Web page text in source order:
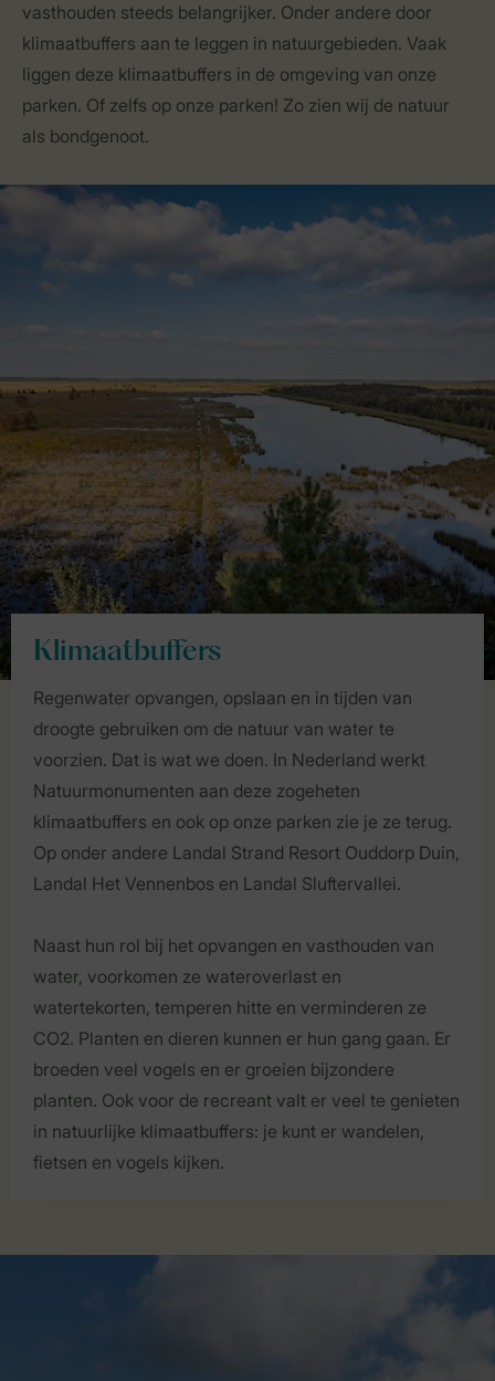
vasthouden steeds belangrijker. Onder andere door
klimaatbuffers aan te leggen in natuurgebieden. Vaak
liggen deze klimaatbuffers in de omgeving van onze
parken. Of zelfs op onze parken! Zo zien wij de natuur
als bondgenoot.
Klimaatbuffers
Regenwater opvangen, opslaan en in tijden van
droogte gebruiken om de natuur van water te
voorzien. Dat is wat we doen. In Nederland werkt
Natuurmonumenten aan deze zogeheten
klimaatbuffers en ook op onze parken zie je ze terug.
Op onder andere Landal Strand Resort Ouddorp Duin,
Landal Het Vennenbos en Landal Sluftervallei.
Naast hun rol bij het opvangen en vasthouden van
water, voorkomen ze wateroverlast en
watertekorten, temperen hitte en verminderen ze
CO2. Planten en dieren kunnen er hun gang gaan. Er
broeden veel vogels en er groeien bijzondere
planten. Ook voor de recreant valt er veel te genieten
in natuurlijke klimaatbuffers: je kunt er wandelen,
fietsen en vogels kijken.